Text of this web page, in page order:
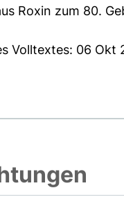
Roxin zum 80.
Volltextes: 06 Okt